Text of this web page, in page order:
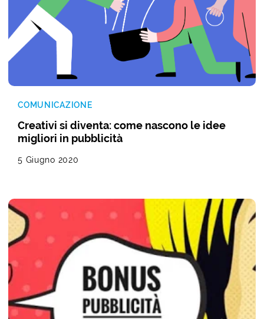
COMUNICAZIONE
Creativi si diventa: come nascono le idee
migliori in pubblicità
5 Giugno 2020